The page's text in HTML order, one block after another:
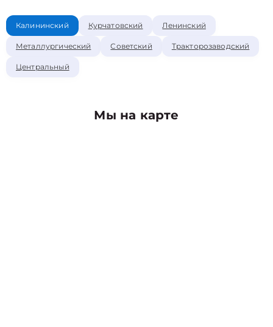
Калининский Курчатовский Ленинский
Металлургический Советский Тракторозаводский
Центральный
Мы на карте